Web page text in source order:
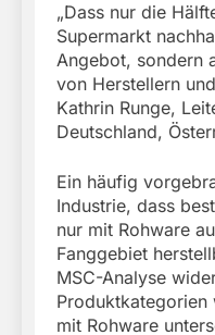
„Dass nur die
Supermarkt
Angebot, sondern
von Herstellern
Kathrin Runge,
Deutschland,
Ein häufig
Industrie, dass
nur mit Rohware
Fanggebiet
MSC-Analyse
mit Rohware